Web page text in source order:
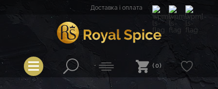
Доставка і оплата
Royal Spice
(0)